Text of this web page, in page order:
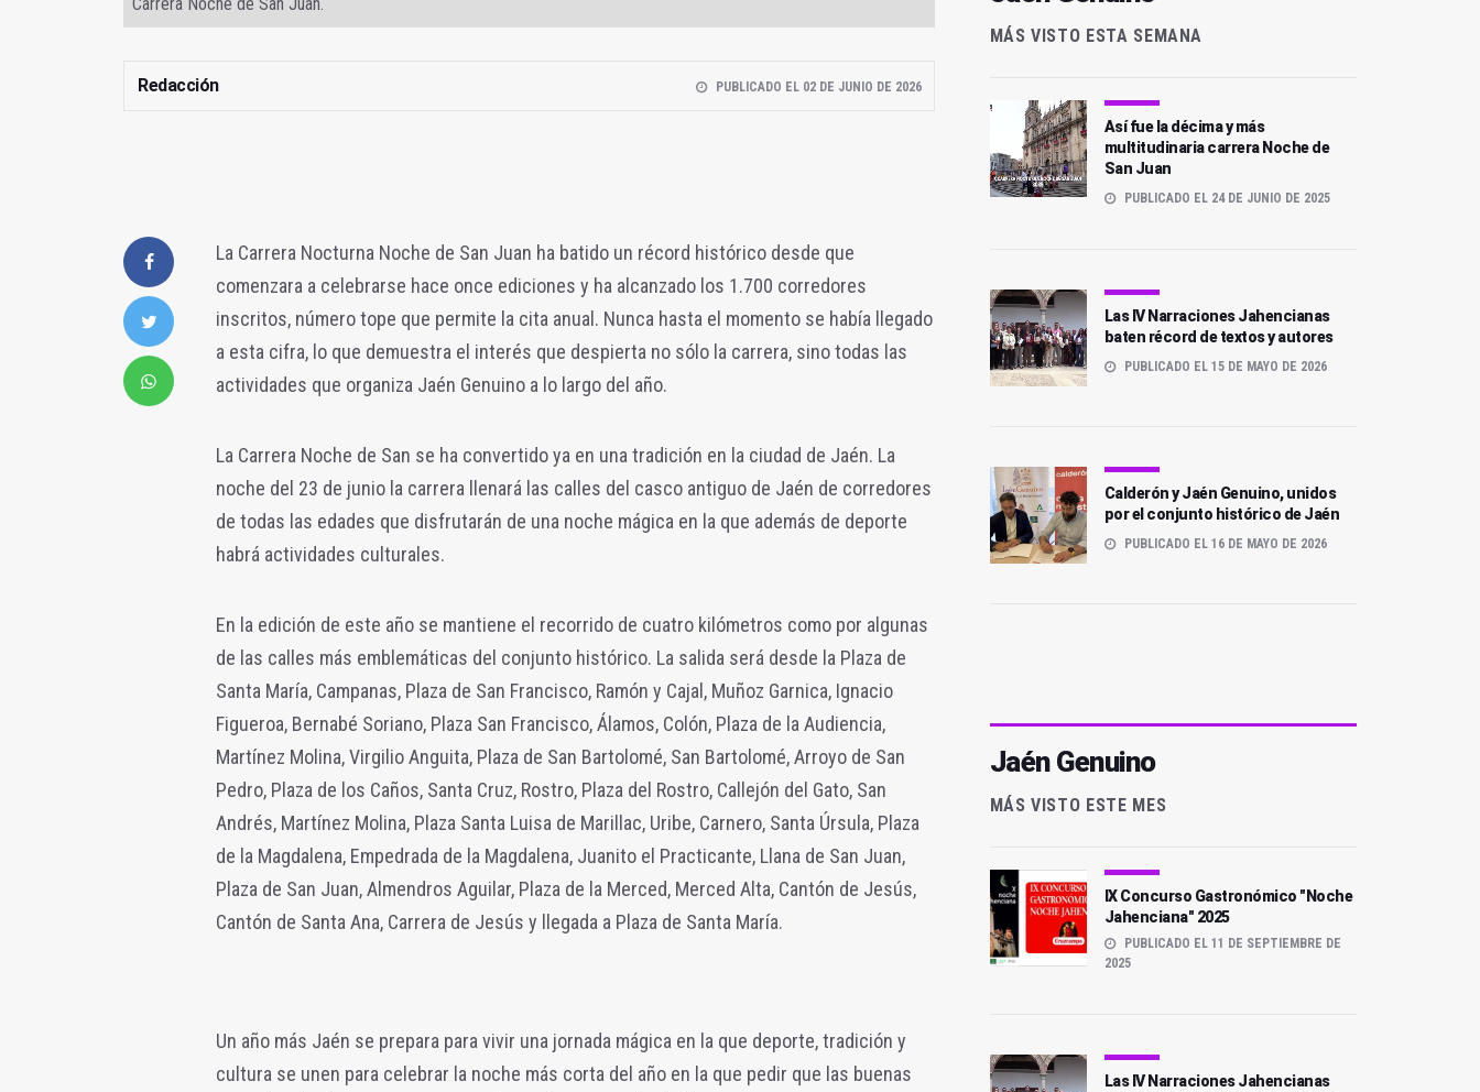
Redacción PUBLICADO EL 02 DE JUNIO DE 2026
La Carrera Nocturna Noche de San Juan ha batido un récord histórico desde que
comenzara a celebrarse hace once ediciones y ha alcanzado los 1.700 corredores
inscritos, número tope que permite la cita anual. Nunca hasta el momento se había llegado
a esta cifra, lo que demuestra el interés que despierta no sólo la carrera, sino todas las
actividades que organiza Jaén Genuino a lo largo del año.
La Carrera Noche de San se ha convertido ya en una tradición en la ciudad de Jaén. La
noche del 23 de junio la carrera llenará las calles del casco antiguo de Jaén de corredores
de todas las edades que disfrutarán de una noche mágica en la que además de deporte
habrá actividades culturales.
En la edición de este año se mantiene el recorrido de cuatro kilómetros como por algunas
de las calles más emblemáticas del conjunto histórico. La salida será desde la Plaza de
Santa María, Campanas, Plaza de San Francisco, Ramón y Cajal, Muñoz Garnica, Ignacio
Figueroa, Bernabé Soriano, Plaza San Francisco, Álamos, Colón, Plaza de la Audiencia,
Martínez Molina, Virgilio Anguita, Plaza de San Bartolomé, San Bartolomé, Arroyo de San
Pedro, Plaza de los Caños, Santa Cruz, Rostro, Plaza del Rostro, Callejón del Gato, San
Andrés, Martínez Molina, Plaza Santa Luisa de Marillac, Uribe, Carnero, Santa Úrsula, Plaza
de la Magdalena, Empedrada de la Magdalena, Juanito el Practicante, Llana de San Juan,
Plaza de San Juan, Almendros Aguilar, Plaza de la Merced, Merced Alta, Cantón de Jesús,
Cantón de Santa Ana, Carrera de Jesús y llegada a Plaza de Santa María.
Un año más Jaén se prepara para vivir una jornada mágica en la que deporte, tradición y
cultura se unen para celebrar la noche más corta del año en la que pedir que las buenas
MÁS VISTO ESTA SEMANA
Así fue la décima y más
multitudinaria carrera Noche de
San Juan
PUBLICADO EL 24 DE JUNIO DE 2025
Las IV Narraciones Jahencianas
baten récord de textos y autores
PUBLICADO EL 15 DE MAYO DE 2026
Calderón y Jaén Genuino, unidos
por el conjunto histórico de Jaén
PUBLICADO EL 16 DE MAYO DE 2026
Jaén Genuino
MÁS VISTO ESTE MES
IX Concurso Gastronómico "Noche
Jahenciana" 2025
PUBLICADO EL 11 DE SEPTIEMBRE DE
2025
Las IV Narraciones Jahencianas